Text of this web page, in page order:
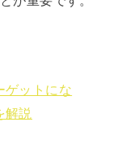
ゲットにな
解説